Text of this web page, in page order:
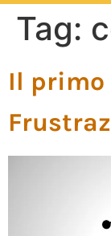
Tag:
Il primo